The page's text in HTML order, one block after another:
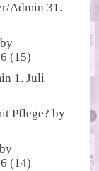
Admin 31.
by
(15)
1. Juli
Pflege? by
by
(14)